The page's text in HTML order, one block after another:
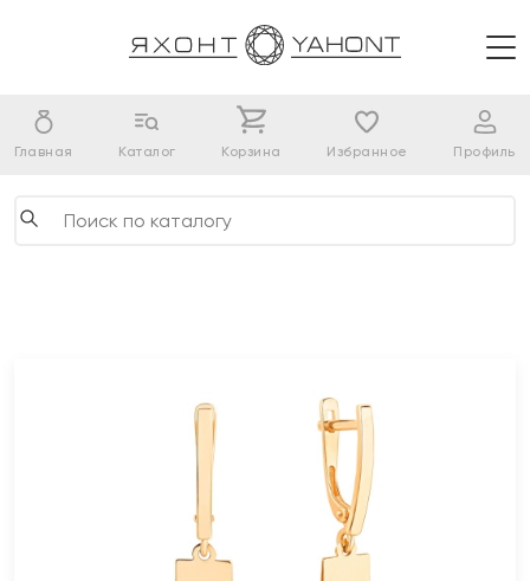
Главная Каталог Корзина Избранное Профиль